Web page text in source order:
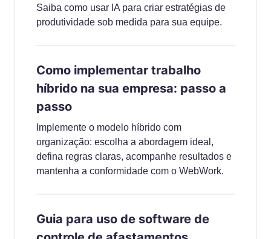
Saiba como usar IA para criar estratégias de
produtividade sob medida para sua equipe.
Como implementar trabalho
híbrido na sua empresa: passo a
passo
Implemente o modelo híbrido com
organização: escolha a abordagem ideal,
defina regras claras, acompanhe resultados e
mantenha a conformidade com o WebWork.
Guia para uso de software de